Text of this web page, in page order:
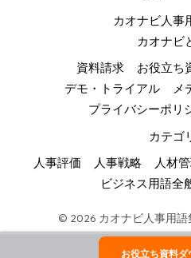
カオナビ人事
カオナビ
資料請求 お役立ち
デモ・トライアル
メ
プライバシーポリ
カテゴ
人事評価 人事戦略 人材
ビジネス用語全
© 2026 カオナビ人事用
お役立ち資料ダ